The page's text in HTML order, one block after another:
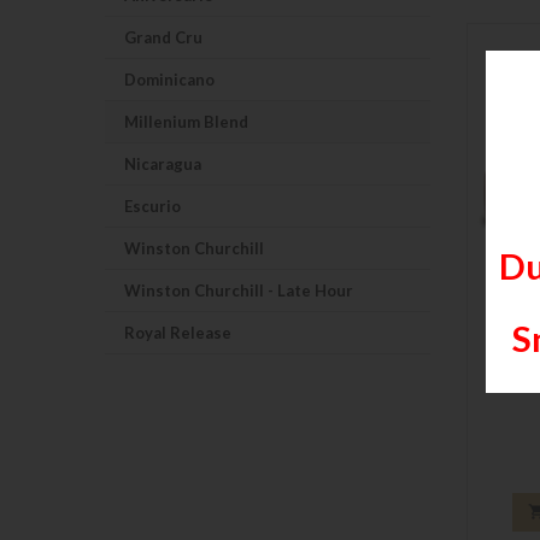
Grand Cru
Dominicano
Millenium Blend
Nicaragua
Escurio
Winston Churchill
Winston Churchill - Late Hour
Royal Release